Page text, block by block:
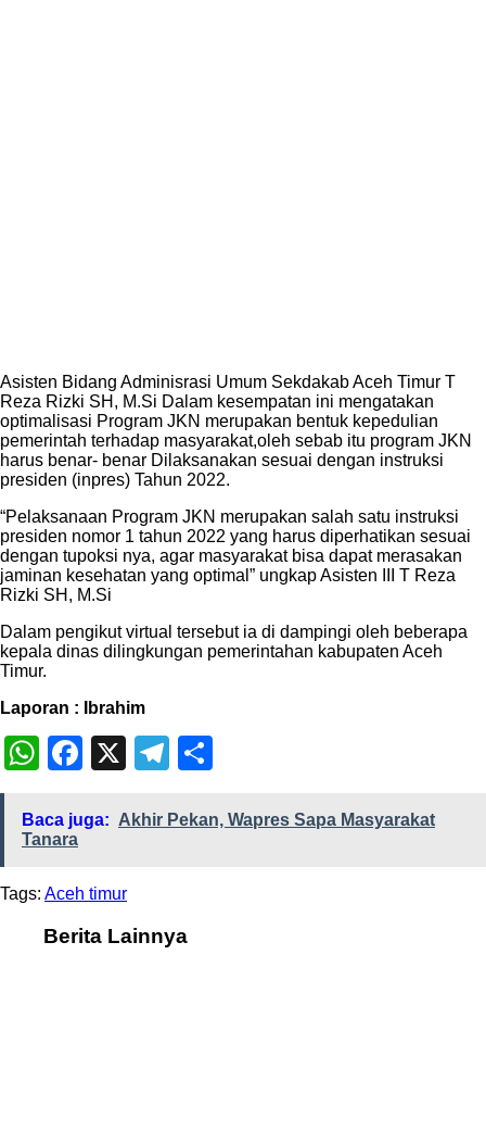
Asisten Bidang Adminisrasi Umum Sekdakab Aceh Timur T
Reza Rizki SH, M.Si Dalam kesempatan ini mengatakan
optimalisasi Program JKN merupakan bentuk kepedulian
pemerintah terhadap masyarakat,oleh sebab itu program JKN
harus benar- benar Dilaksanakan sesuai dengan instruksi
presiden (inpres) Tahun 2022.
“Pelaksanaan Program JKN merupakan salah satu instruksi
presiden nomor 1 tahun 2022 yang harus diperhatikan sesuai
dengan tupoksi nya, agar masyarakat bisa dapat merasakan
jaminan kesehatan yang optimal” ungkap Asisten III T Reza
Rizki SH, M.Si
Dalam pengikut virtual tersebut ia di dampingi oleh beberapa
kepala dinas dilingkungan pemerintahan kabupaten Aceh
Timur.
Laporan : Ibrahim
WhatsApp
Facebook
X Telegram
Baca juga: Akhir Pekan, Wapres Sapa Masyarakat
Tanara
Tags: Aceh timur
Berita Lainnya